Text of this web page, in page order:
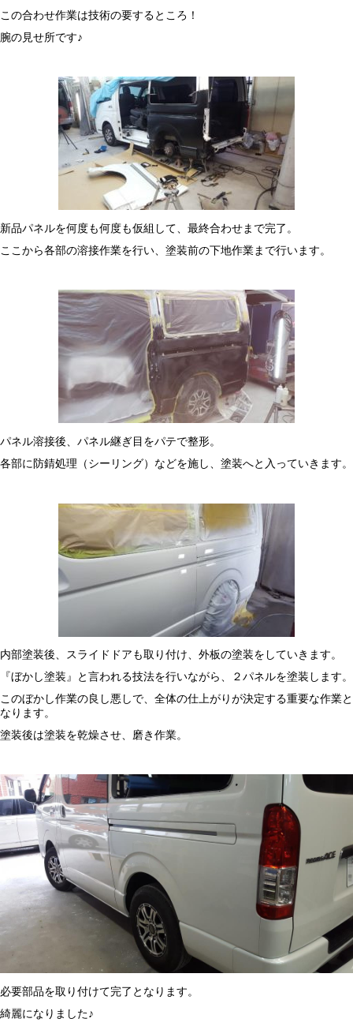
この合わせ作業は技術の要するところ！
腕の見せ所です♪
新品パネルを何度も何度も仮組して、最終合わせまで完了。
ここから各部の溶接作業を行い、塗装前の下地作業まで行います。
パネル溶接後、パネル継ぎ目をパテで整形。
各部に防錆処理（シーリング）などを施し、塗装へと入っていきます。
内部塗装後、スライドドアも取り付け、外板の塗装をしていきます。
『ぼかし塗装』と言われる技法を行いながら、２パネルを塗装します。
このぼかし作業の良し悪しで、全体の仕上がりが決定する重要な作業と
なります。
塗装後は塗装を乾燥させ、磨き作業。
必要部品を取り付けて完了となります。
綺麗になりました♪